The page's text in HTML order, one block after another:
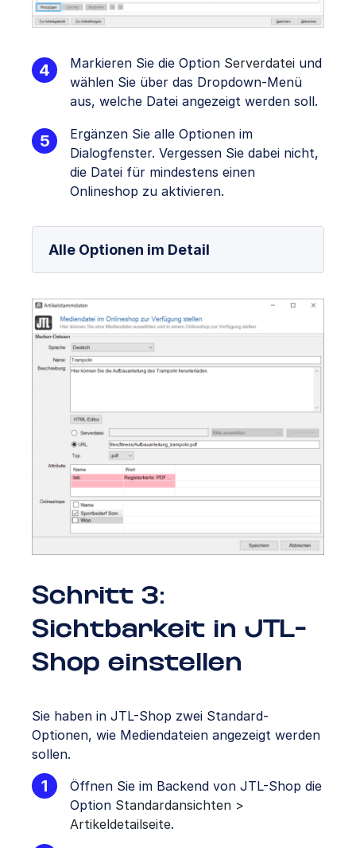
Markieren Sie die Option Serverdatei und
wählen Sie über das Dropdown-Menü
aus, welche Datei angezeigt werden soll.
Ergänzen Sie alle Optionen im
Dialogfenster. Vergessen Sie dabei nicht,
die Datei für mindestens einen
Onlineshop zu aktivieren.
Alle Optionen im Detail
Schritt 3:
Sichtbarkeit in JTL-
Shop einstellen
Sie haben in JTL-Shop zwei Standard-
Optionen, wie Mediendateien angezeigt werden
sollen.
Öffnen Sie im Backend von JTL-Shop die
Option Standardansichten >
Artikeldetailseite.